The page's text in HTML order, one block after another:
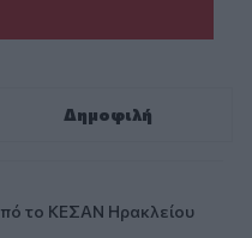
Δημοφιλή
το ΚΕΣΑΝ Ηρακλείου